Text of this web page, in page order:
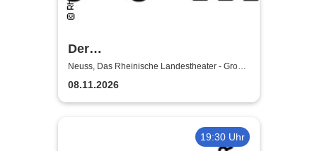
Der
satanarchäolügenialkohöllische
Wunschpunsch - Rheinisches
Landestheater Neuss
Neuss, Das Rheinische Landestheater - Große
Bühne
08.11.2026
19:30 Uhr